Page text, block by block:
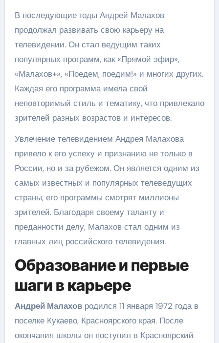
В последующие годы Андрей Малахов
продолжал развивать свою карьеру на
телевидении. Он стал ведущим таких
популярных программ, как «Прямой эфир»,
«Малахов+», «Поедем, поедим!» и многих других.
Каждая его программа имела свой
неповторимый стиль и тематику, что привлекало
зрителей разных возрастов и интересов.
Увлечение телевидением Андрея Малахова
привело к его успеху и признанию не только в
России, но и за рубежом. Он является одним из
самых известных и популярных телеведущих
страны, его программы смотрят миллионы
зрителей. Благодаря своему таланту и
преданности делу, Малахов стал одним из
главных лиц российского телевидения.
Образование и первые
шаги в карьере
Андрей Малаховродился 11 января 1972 года в
поселке Кукаево, Красноярского края. После
окончания школы он поступил в Красноярский